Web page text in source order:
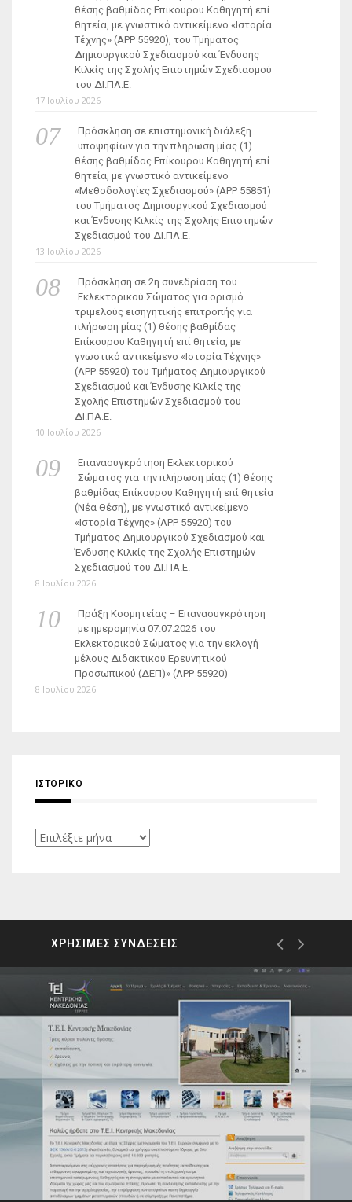
θέσης βαθμίδας Επίκουρου Καθηγητή επί
θητεία, με γνωστικό αντικείμενο «Ιστορία
Τέχνης» (ΑΡΡ 55920), του Τμήματος
Δημιουργικού Σχεδιασμού και Ένδυσης
Κιλκίς της Σχολής Επιστημών Σχεδιασμού
του ΔΙ.ΠΑ.Ε.
17 Ιουλίου 2026
Πρόσκληση σε επιστημονική διάλεξη
υποψηφίων για την πλήρωση μίας (1)
θέσης βαθμίδας Επίκουρου Καθηγητή επί
θητεία, με γνωστικό αντικείμενο
«Μεθοδολογίες Σχεδιασμού» (ΑΡΡ 55851)
του Τμήματος Δημιουργικού Σχεδιασμού
και Ένδυσης Κιλκίς της Σχολής Επιστημών
Σχεδιασμού του ΔΙ.ΠΑ.Ε.
13 Ιουλίου 2026
Πρόσκληση σε 2η συνεδρίαση του
Εκλεκτορικού Σώματος για ορισμό
τριμελούς εισηγητικής επιτροπής για
πλήρωση μίας (1) θέσης βαθμίδας
Επίκουρου Καθηγητή επί θητεία, με
γνωστικό αντικείμενο «Ιστορία Τέχνης»
(ΑΡΡ 55920) του Τμήματος Δημιουργικού
Σχεδιασμού και Ένδυσης Κιλκίς της
Σχολής Επιστημών Σχεδιασμού του
ΔΙ.ΠΑ.Ε.
10 Ιουλίου 2026
Επανασυγκρότηση Εκλεκτορικού
Σώματος για την πλήρωση μίας (1) θέσης
βαθμίδας Επίκουρου Καθηγητή επί θητεία
(Νέα Θέση), με γνωστικό αντικείμενο
«Ιστορία Τέχνης» (ΑΡΡ 55920) του
Τμήματος Δημιουργικού Σχεδιασμού και
Ένδυσης Κιλκίς της Σχολής Επιστημών
Σχεδιασμού του ΔΙ.ΠΑ.Ε.
8 Ιουλίου 2026
Πράξη Κοσμητείας – Επανασυγκρότηση
με ημερομηνία 07.07.2026 του
Εκλεκτορικού Σώματος για την εκλογή
μέλους Διδακτικού Ερευνητικού
Προσωπικού (ΔΕΠ)» (APP 55920)
8 Ιουλίου 2026
ΙΣΤΟΡΙΚΌ
Ιστορικό
ΧΡΗΣΙΜΕΣ ΣΥΝΔΕΣΕΙΣ